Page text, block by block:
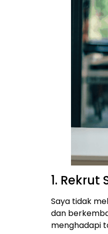
1.
Saya tidak
dan
menghadapi